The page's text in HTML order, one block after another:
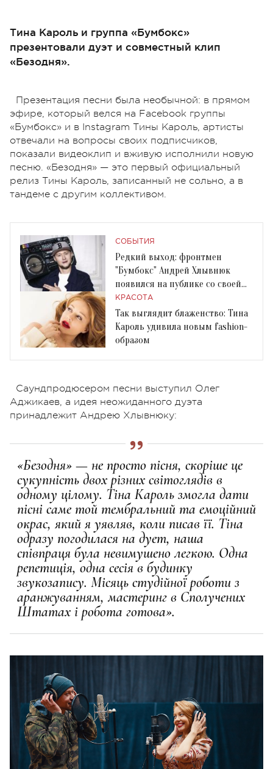
Тина Кароль и группа «Бумбокс»
презентовали дуэт и совместный клип
«Безодня».
Презентация песни была необычной: в прямом
эфире, который велся на Facebook группы
«Бумбокс» и в Instagram Тины Кароль, артисты
отвечали на вопросы своих подписчиков,
показали видеоклип и вживую исполнили новую
песню. «Безодня» — это первый официальный
релиз Тины Кароль, записанный не сольно, а в
тандеме с другим коллективом.
СОБЫТИЯ
Редкий выход: фронтмен
"Бумбокс" Андрей Хлывнюк
появился на публике со своей
женой
КРАСОТА
Так выглядит блаженство: Тина
Кароль удивила новым fashion-
образом
Саундпродюсером песни выступил Олег
Аджикаев, а идея неожиданного дуэта
принадлежит Андрею Хлывнюку:
«Безодня» — не просто пісня, скоріше це
сукупність двох різних світоглядів в
одному цілому. Тіна Кароль змогла дати
пісні саме той тембральний та емоційний
окрас, який я уявляв, коли писав її. Тіна
одразу погодилася на дует, наша
співпраця була невимушено легкою. Одна
репетиція, одна сесія в будинку
звукозапису. Місяць студійної роботи з
аранжуванням, мастеринг в Сполучених
Штатах і робота готова».